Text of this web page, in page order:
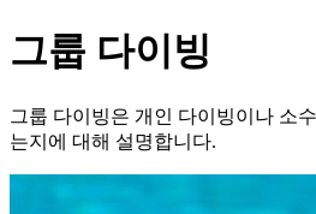
그룹 다이빙
그룹 다이빙은 개인 다이빙이나 소
는지에 대해 설명합니다.